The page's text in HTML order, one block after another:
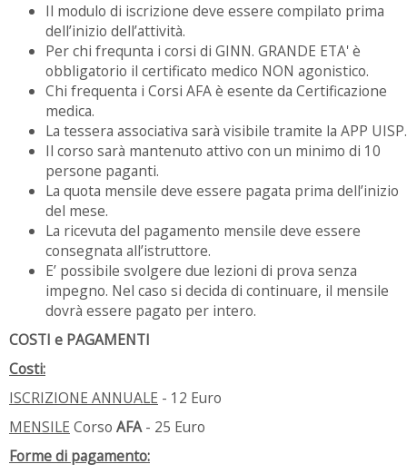
Il modulo di iscrizione deve essere compilato prima
dell’inizio dell’attività.
Per chi frequnta i corsi di GINN. GRANDE ETA' è
obbligatorio il certificato medico NON agonistico.
Chi frequenta i Corsi AFA è esente da Certificazione
medica.
La tessera associativa sarà visibile tramite la APP UISP.
Il corso sarà mantenuto attivo con un minimo di 10
persone paganti.
La quota mensile deve essere pagata prima dell’inizio
del mese.
La ricevuta del pagamento mensile deve essere
consegnata all’istruttore.
E’ possibile svolgere due lezioni di prova senza
impegno. Nel caso si decida di continuare, il mensile
dovrà essere pagato per intero.
COSTI e PAGAMENTI
Costi:
ISCRIZIONE ANNUALE - 12 Euro
MENSILE Corso AFA- 25 Euro
Forme di pagamento: